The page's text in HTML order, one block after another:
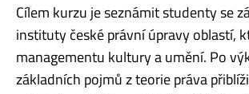
Cílem kurzu je seznámit studenty se
instituty české právní úpravy oblastí,
managementu kultury a umění. Po
základních pojmů z teorie práva